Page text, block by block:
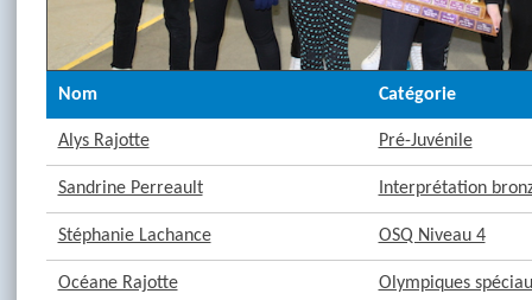
Nom Catégorie
Alys Rajotte Pré-Juvénile
Sandrine Perreault Interprétation
Stéphanie Lachance OSQ Niveau 4
Océane Rajotte Olympiques